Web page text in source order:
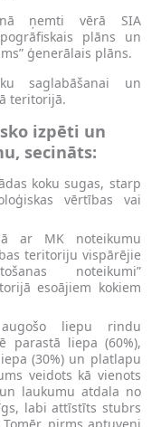
ņemti vērā SIA
plāns un
ģenerālais plāns.
saglabāšanai un
teritorijā.
izpēti un
secināts:
koku sugas, starp
vērtības vai
ar MK noteikumu
teritoriju vispārējie
noteikumi”
esoājiem kokiem
liepu rindu
parastā liepa (60%),
(30%) un platlapu
veidots kā vienots
laukumu atdala no
labi attīstīts stubrs